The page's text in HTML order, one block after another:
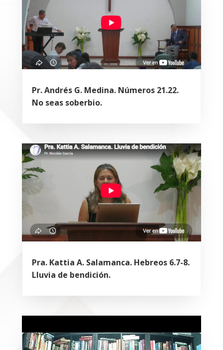
Pr. Andrés G. Medina. Números 21.22.
No seas soberbio.
Pra. Kattia A. Salamanca. Hebreos 6.7-8.
Lluvia de bendición.